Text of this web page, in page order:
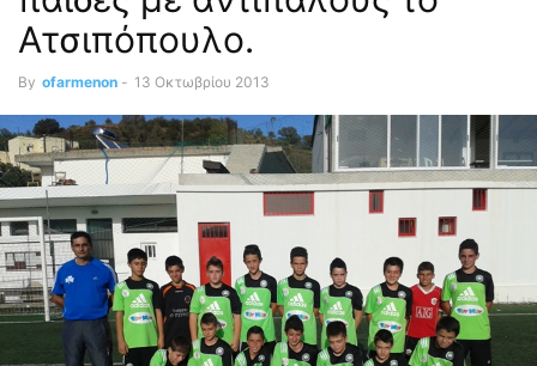
Ατσιπόπουλο.
By ofarmenon - 13 Οκτωβρίου 2013